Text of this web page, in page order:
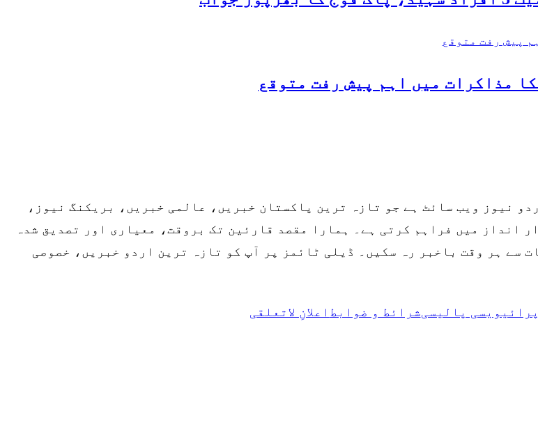
مذاکرات میں اہم پیش رفت متوقع
نیوز ویب سائٹ ہے جو تازہ ترین پاکستان خبریں، عالمی خبریں، بریکنگ نیوز،
انداز میں فراہم کرتی ہے۔ ہمارا مقصد قارئین تک بروقت، معیاری اور تصدیق شدہ
سے ہر وقت باخبر رہ سکیں۔ ڈیلی ٹائمز پر آپ کو تازہ ترین اردو خبریں، خصوصی
پرائیویسی پالیسیشرائط و ضوابط اعلانِ لاتعلقی